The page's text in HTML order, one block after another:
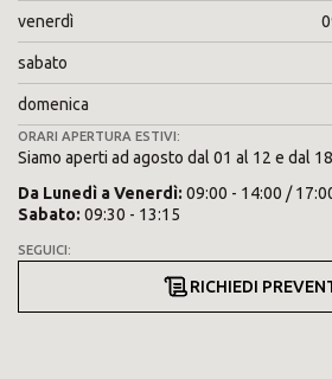
venerdì
sabato
domenica
ORARI APERTURA ESTIVI:
Siamo aperti ad agosto dal 01 al 12 e dal
Da Lunedì aVenerdì: 09:00 - 14:00 /
Sabato: 09:30 - 13:15
SEGUICI:
RICHIEDI